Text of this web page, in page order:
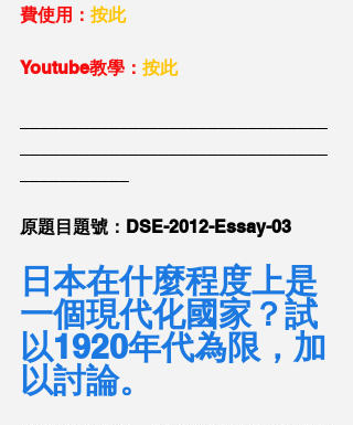
費使用： 按此
Youtube教學： 按此
原題目題號：DSE-2012-Essay-03
日本在什麼程度上是
一個現代化國家？試
以1920年代為限，加
以討論。